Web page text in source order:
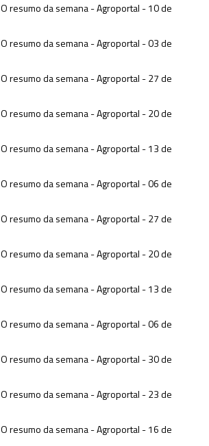
O resumo da semana - Agroportal - 10 de
O resumo da semana - Agroportal - 03 de
O resumo da semana - Agroportal - 27 de
O resumo da semana - Agroportal - 20 de
O resumo da semana - Agroportal - 13 de
O resumo da semana - Agroportal - 06 de
O resumo da semana - Agroportal - 27 de
O resumo da semana - Agroportal - 20 de
O resumo da semana - Agroportal - 13 de
O resumo da semana - Agroportal - 06 de
O resumo da semana - Agroportal - 30 de
O resumo da semana - Agroportal - 23 de
O resumo da semana - Agroportal - 16 de